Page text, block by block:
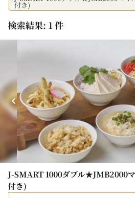
付き)
検索結果: 1 件
J-SMART 1000ダブル★JMB2000
付き)